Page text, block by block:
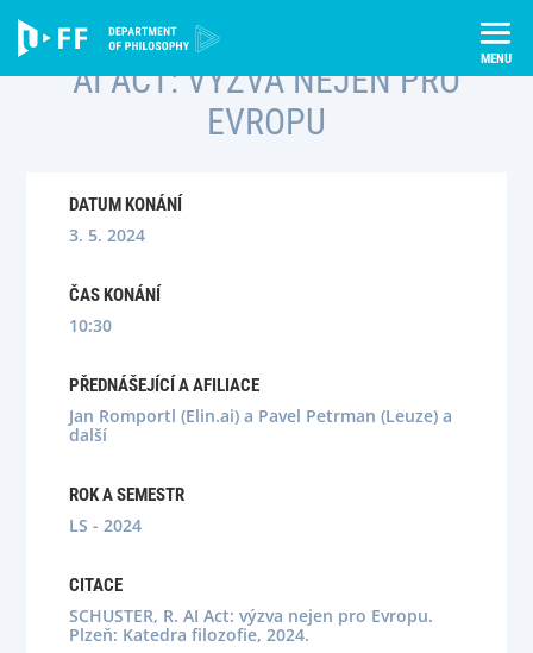
content
Semináře
AI ACT: VÝZVA NEJEN PRO
EVROPU
DATUM KONÁNÍ
3. 5. 2024
ČAS KONÁNÍ
10:30
PŘEDNÁŠEJÍCÍ A AFILIACE
Jan Romportl (Elin.ai) a Pavel Petrman (Leuze) a
další
ROK A SEMESTR
LS - 2024
CITACE
SCHUSTER, R. AI Act: výzva nejen pro Evropu.
Plzeň: Katedra filozofie, 2024.